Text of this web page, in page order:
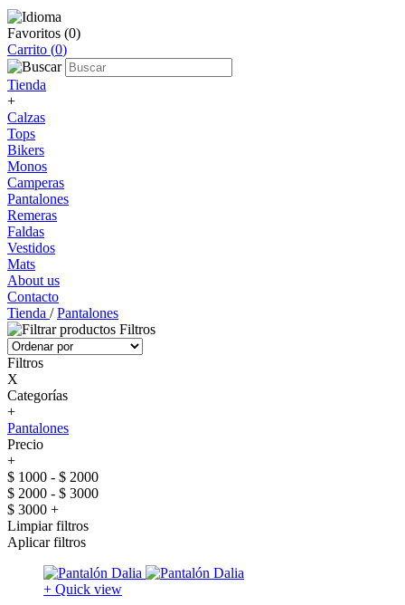
Favoritos (0)
Carrito (0)
Tienda
+
Calzas
Tops
Bikers
Monos
Camperas
Pantalones
Remeras
Faldas
Vestidos
Mats
About us
Contacto
Tienda / Pantalones
Filtros
Filtros
X
Categorías
+
Pantalones
Precio
+
$ 1000 - $ 2000
$ 2000 - $ 3000
$ 3000 +
Limpiar filtros
Aplicar filtros
+ Quick view